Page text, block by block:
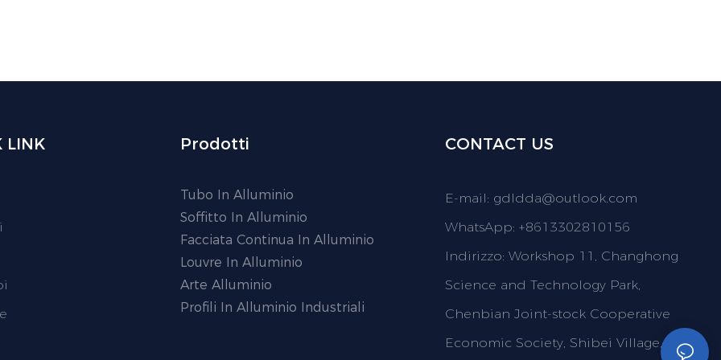
LINK Prodotti
Tubo In Alluminio
Soffitto In Alluminio
Facciata Continua In Alluminio
Louvre In Alluminio
Arte Alluminio
Profili In Alluminio Industriali
CONTACT US
E-mail: gdldda@outlook.com
WhatsApp: +8613302810156
Indirizzo: Workshop 11, Changhong
Science and Technology Park,
Chenbian Joint-stock Cooperative
Economic Society, Shibei Village,